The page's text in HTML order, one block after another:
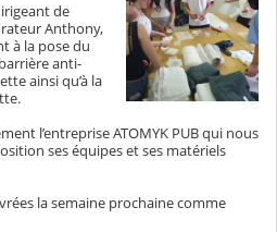
de
Anthony,
à la pose du
anti-
ainsi qu’à la
l’entreprise ATOMYK PUB qui nous
ses équipes et ses matériels
la semaine prochaine comme